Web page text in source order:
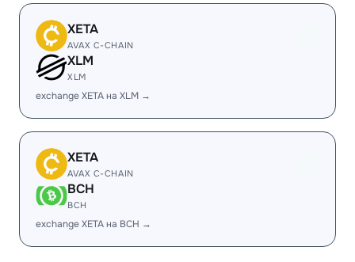
XETA
AVAX C-CHAIN
XLM
XLM
exchange XETA на XLM →
XETA
AVAX C-CHAIN
BCH
BCH
exchange XETA на BCH →